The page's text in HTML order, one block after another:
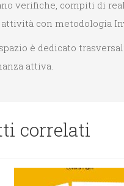
verifiche, compiti di
attività con metodologia
è dedicato
attiva.
correlati